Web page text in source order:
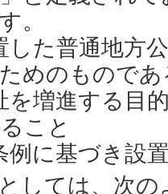
。
た普通地方公
めのもので
増進する目的
こと
に基づき設
しては、次の